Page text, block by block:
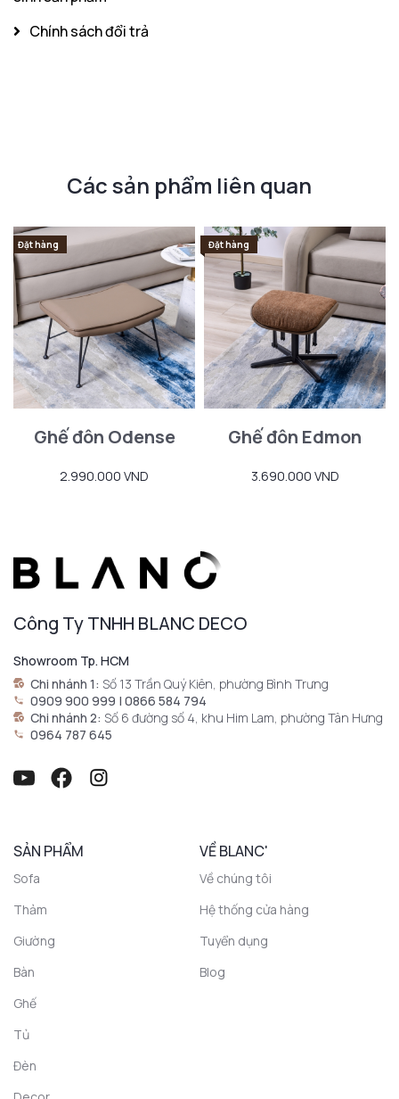
Chính sách đổi trả
Các sản phẩm liên quan
Đặt hàng
Ghế đôn Odense
2.990.000 VND
Đặt hàng
Ghế đôn Edmon
3.690.000 VND
Công Ty TNHH BLANC DECO
Showroom Tp. HCM
Chi nhánh 1: Số 13 Trần Quý Kiên, phường Bình Trưng
0909 900 999 | 0866 584 794
Chi nhánh 2: Số 6 đường số 4, khu Him Lam, phường Tân Hưng
0964 787 645
SẢN PHẨM
Sofa
Thảm
Giường
Bàn
Ghế
Tủ
Đèn
VỀ BLANC'
Về chúng tôi
Hệ thống cửa hàng
Tuyển dụng
Blog